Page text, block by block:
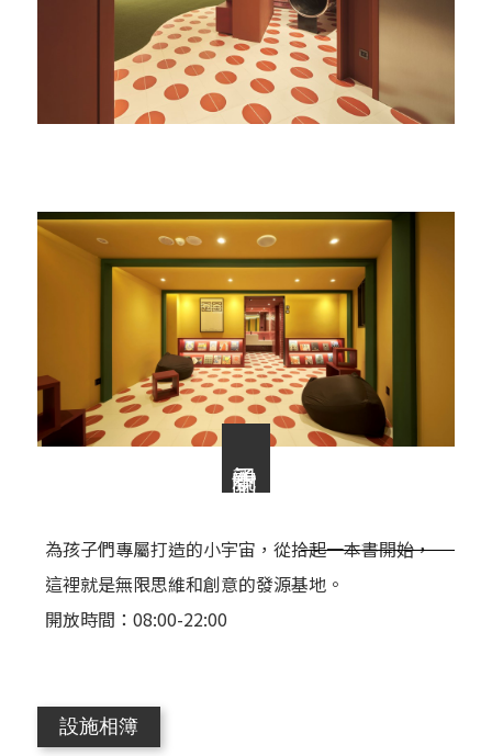
為孩子們專屬打造的小宇宙，從拾起一本書開始，
這裡就是無限思維和創意的發源基地。
開放時間：08:00-22:00
設施相簿